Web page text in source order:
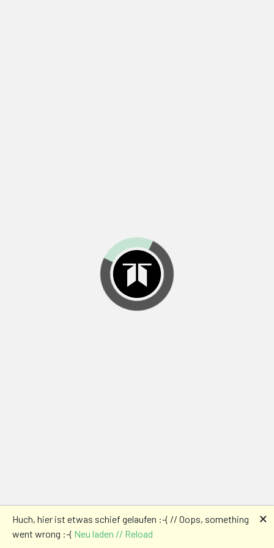
Huch, hier ist etwas schief gelaufen :-( // Oops, something
went wrong :-( Neu laden // Reload
🗙